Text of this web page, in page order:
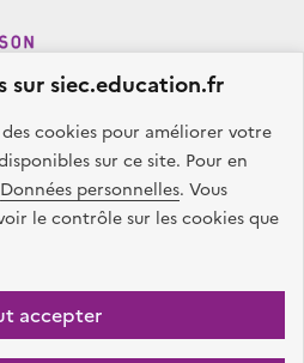
sur siec.education.fr
cookies pour améliorer votre
sur ce site. Pour en
Données personnelles. Vous
le contrôle sur les cookies que
accepter
et Versailles
instagramlinkedin